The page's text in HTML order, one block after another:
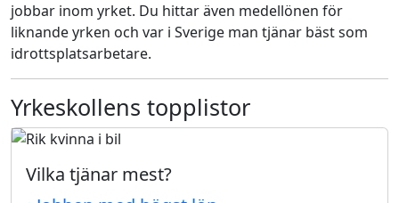
jobbar inom yrket. Du hittar även medellönen för
liknande yrken och var i Sverige man tjänar bäst som
idrottsplatsarbetare.
Yrkeskollens topplistor
Vilka tjänar mest?